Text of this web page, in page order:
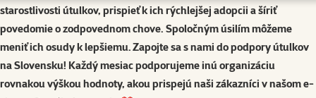
starostlivosti útulkov, prispieť k ich rýchlejšej adopcii a šíriť
povedomie o zodpovednom chove. Spoločným úsilím môžeme
meniť ich osudy k lepšiemu. Zapojte sa s nami do podpory útulkov
na Slovensku! Každý mesiac podporujeme inú organizáciu
rovnakou výškou hodnoty, akou prispejú naši zákazníci v našom e-